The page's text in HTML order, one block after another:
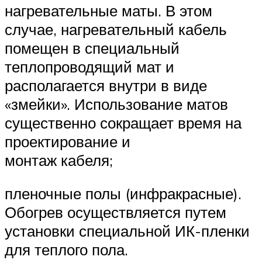
нагревательные маты. В этом
случае, нагревательный кабель
помещен в специальный
теплопроводящий мат и
располагается внутри в виде
«змейки». Использование матов
существенно сокращает время на
проектирование и
монтаж кабеля;
пленочные полы (инфракрасные).
Обогрев осуществляется путем
установки специальной ИК-пленки
для теплого пола.